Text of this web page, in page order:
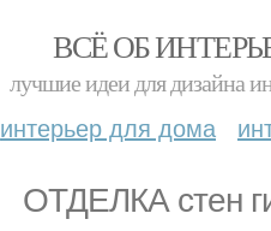
ВСЁ ОБ
лучшие идеи для дизайна
интерьер для дома
ОТДЕЛКА стен